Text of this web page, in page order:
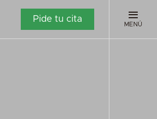
Pide tu cita
MENÚ